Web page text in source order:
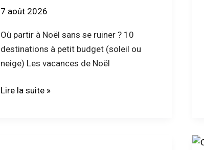
7 août 2026
Où partir à Noël sans se ruiner ? 10
destinations à petit budget (soleil ou
neige) Les vacances de Noël
destinations
petit
budget
(soleil
neige)
Lire la suite »